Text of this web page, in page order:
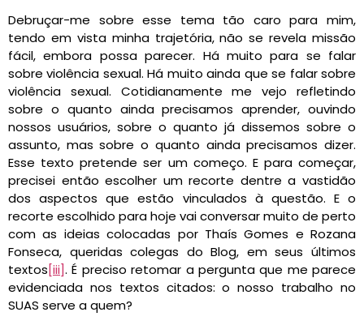
Debruçar-me sobre esse tema tão caro para mim,
tendo em vista minha trajetória, não se revela missão
fácil, embora possa parecer. Há muito para se falar
sobre violência sexual. Há muito ainda que se falar sobre
violência sexual. Cotidianamente me vejo refletindo
sobre o quanto ainda precisamos aprender, ouvindo
nossos usuários, sobre o quanto já dissemos sobre o
assunto, mas sobre o quanto ainda precisamos dizer.
Esse texto pretende ser um começo. E para começar,
precisei então escolher um recorte dentre a vastidão
dos aspectos que estão vinculados à questão. E o
recorte escolhido para hoje vai conversar muito de perto
com as ideias colocadas por Thaís Gomes e Rozana
Fonseca, queridas colegas do Blog, em seus últimos
textos[iii]. É preciso retomar a pergunta que me parece
evidenciada nos textos citados: o nosso trabalho no
SUAS serve a quem?